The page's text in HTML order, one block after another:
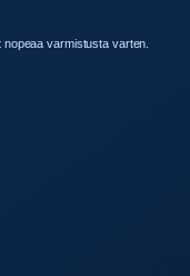
varmistusta varten.